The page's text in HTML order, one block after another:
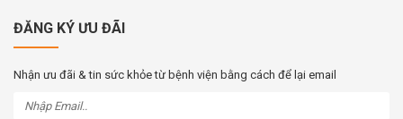
ĐĂNG KÝ ƯU ĐÃI
Nhận ưu đãi & tin sức khỏe từ bệnh viện bằng cách để lại email